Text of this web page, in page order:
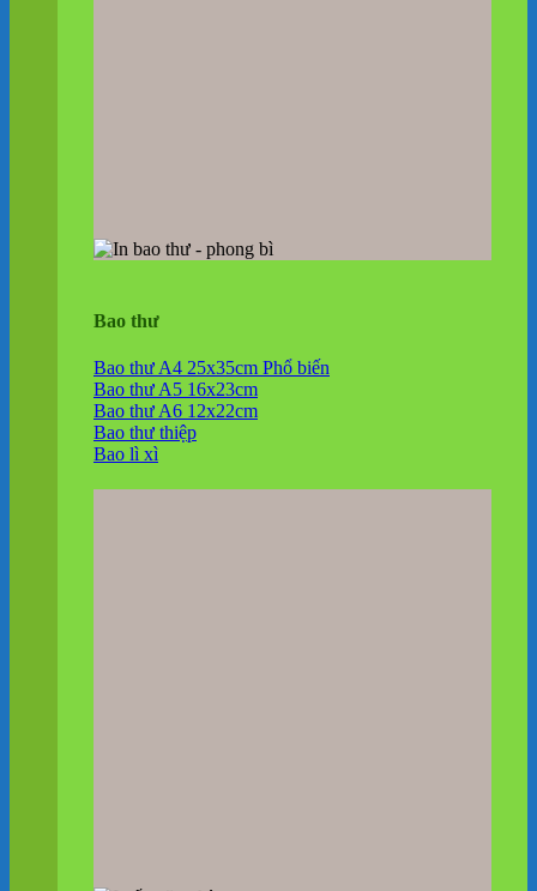
Bao thư
Bao thư A4 25x35cm
Bao thư A5 16x23cm
Bao thư A6 12x22cm
Bao thư thiệp
Bao lì xì